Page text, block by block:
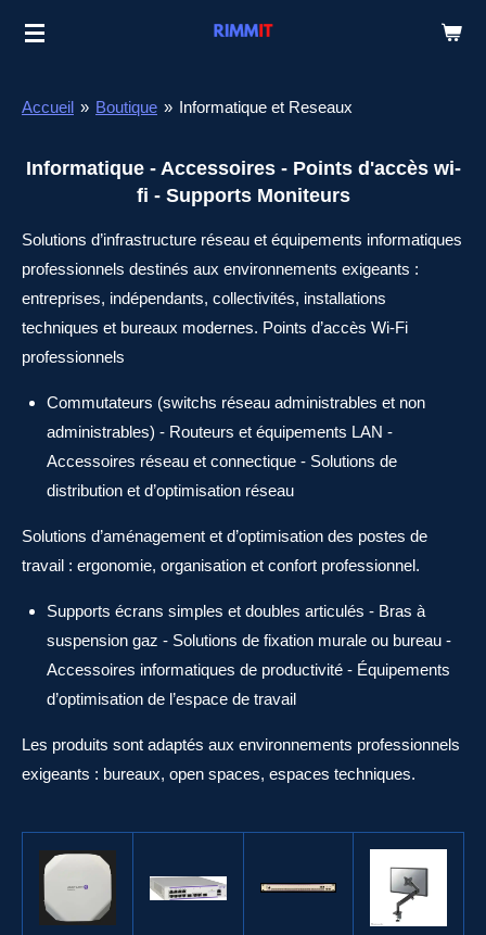
Passer
principal
Accueil » Boutique » Informatique et Reseaux
Informatique - Accessoires - Points d'accès wi-
fi - Supports Moniteurs
Solutions d’infrastructure réseau et équipements informatiques
professionnels destinés aux environnements exigeants :
entreprises, indépendants, collectivités, installations
techniques et bureaux modernes. Points d’accès Wi-Fi
professionnels
Commutateurs (switchs réseau administrables et non
administrables) - Routeurs et équipements LAN -
Accessoires réseau et connectique - Solutions de
distribution et d’optimisation réseau
Solutions d’aménagement et d’optimisation des postes de
travail : ergonomie, organisation et confort professionnel.
Supports écrans simples et doubles articulés - Bras à
suspension gaz - Solutions de fixation murale ou bureau -
Accessoires informatiques de productivité - Équipements
d’optimisation de l’espace de travail
Les produits sont adaptés aux environnements professionnels
exigeants : bureaux, open spaces, espaces techniques.